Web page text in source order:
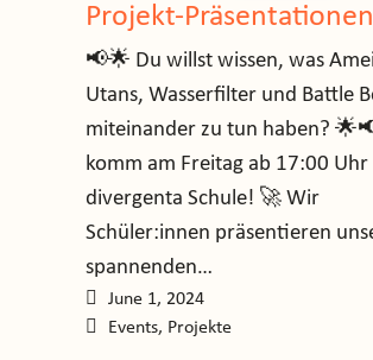
Projekt-Präsentationen
📢🌟 Du willst wissen, was
Utans, Wasserfilter und Battle
miteinander zu tun haben?
komm am Freitag ab 17:00 Uhr
divergenta Schule! 🚀 Wir
Schüler:innen präsentieren
spannenden…
June 1, 2024
Events, Projekte